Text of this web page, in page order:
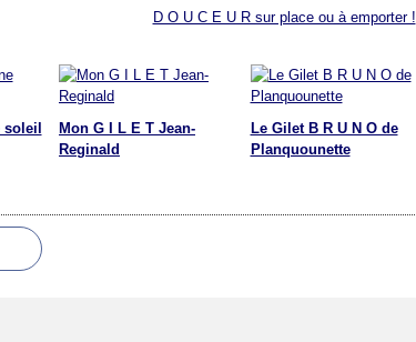
D O U C E U R sur place ou à emporter !
soleil
Mon G I L E T Jean-
Reginald
Le Gilet B R U N O de
Planquounette